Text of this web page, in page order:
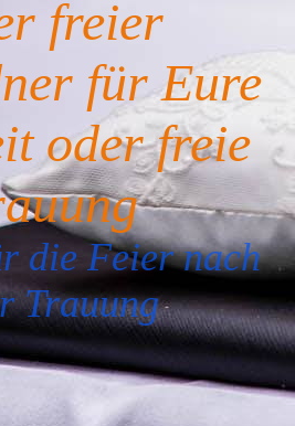
freier
für Eure
oder freie
die Feier nach
Trauung